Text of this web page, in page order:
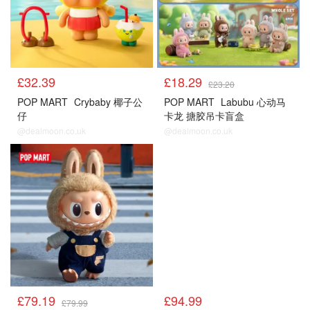
£32.39
POP MART Crybaby 椰子公
仔
@dealmoon.co.uk
£18.29 £23.20
POP MART Labubu 心动马
卡龙 搪胶吊卡盲盒
@dealmoon.co.uk
£79.19 £79.99 £94.99